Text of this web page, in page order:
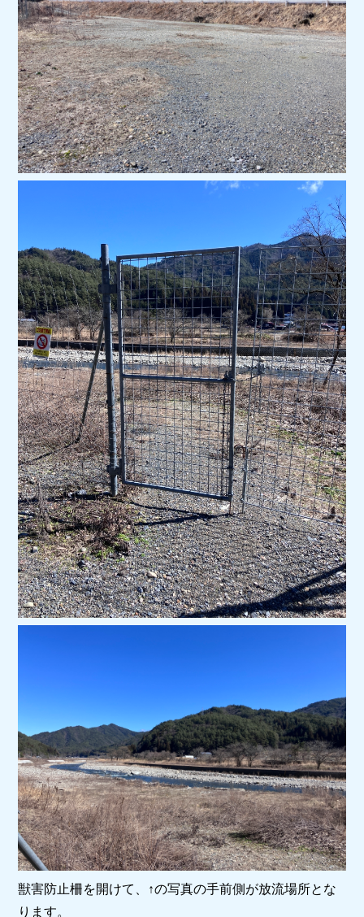
獣害防止柵を開けて、↑の写真の手前側が放流場所とな
ります。